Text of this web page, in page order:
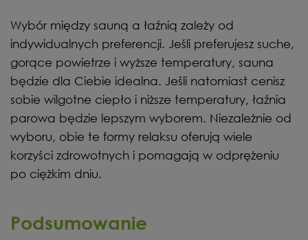
Wybór między sauną a łaźnią zależy od
indywidualnych preferencji. Jeśli preferujesz suche,
gorące powietrze i wyższe temperatury, sauna
będzie dla Ciebie idealna. Jeśli natomiast cenisz
sobie wilgotne ciepło i niższe temperatury, łaźnia
parowa będzie lepszym wyborem. Niezależnie od
wyboru, obie te formy relaksu oferują wiele
korzyści zdrowotnych i pomagają w odprężeniu
po ciężkim dniu.
Podsumowanie